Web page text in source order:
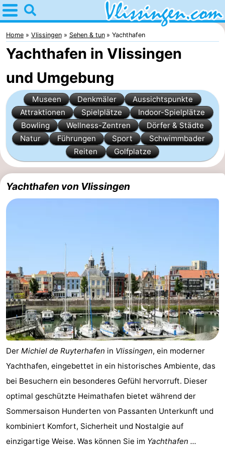
Home
Vlissingen
Tipps
Für
kindern
Übernachten
Appartements
-
Martina
Campingplätze
Ferienhäuser
Noordzee
Resort
Vlissingen
-
Strandpark
Zeeland
-
Vebenabos
-
Westduin
Hotels
(mit
Lastminutes
Sehen
Home Vlissingen Sehen & tun Yachthafen
Yachthafen in Vlissingen
und Umgebung
Museen Denkmäler
Aussichtspunkte
Attraktionen
Spielplätze
Indoor-Spielplätze
Bowling
Wellness-Zentren
Dörfer & Städte
Natur
Führungen Sport
Schwimmbader
Reiten
Golfplatze
Yachthafen von Vlissingen
Der Michiel de Ruyterhafen in Vlissingen, ein moderner
Yachthafen, eingebettet in ein historisches Ambiente, das
bei Besuchern ein besonderes Gefühl hervorruft. Dieser
optimal geschützte Heimathafen bietet während der
Sommersaison Hunderten von Passanten Unterkunft und
kombiniert Komfort, Sicherheit und Nostalgie auf
einzigartige Weise. Was können Sie im Yachthafen ...